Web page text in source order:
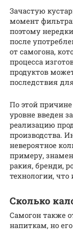
Зачастую
момент
поэтому
после
от самогона,
процесса
продуктов
последствия
По этой
уровне введен
реализацию
производства.
невероятное
примеру,
ракия, бренди,
технологии, что
Сколько
Самогон также
напиткам, но